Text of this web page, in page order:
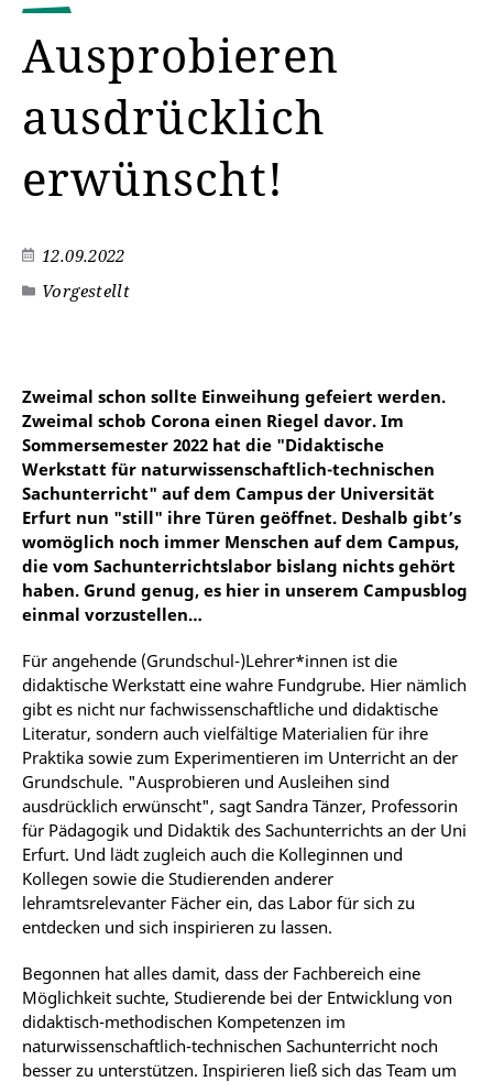
Ausprobieren
ausdrücklich
erwünscht!
12.09.2022
Vorgestellt
Zweimal schon sollte Einweihung gefeiert werden.
Zweimal schob Corona einen Riegel davor. Im
Sommersemester 2022 hat die "Didaktische
Werkstatt für naturwissenschaftlich-technischen
Sachunterricht" auf dem Campus der Universität
Erfurt nun "still" ihre Türen geöffnet. Deshalb gibt’s
womöglich noch immer Menschen auf dem Campus,
die vom Sachunterrichtslabor bislang nichts gehört
haben. Grund genug, es hier in unserem Campusblog
einmal vorzustellen…
Für angehende (Grundschul-)Lehrer*innen ist die
didaktische Werkstatt eine wahre Fundgrube. Hier nämlich
gibt es nicht nur fachwissenschaftliche und didaktische
Literatur, sondern auch vielfältige Materialien für ihre
Praktika sowie zum Experimentieren im Unterricht an der
Grundschule. "Ausprobieren und Ausleihen sind
ausdrücklich erwünscht", sagt Sandra Tänzer, Professorin
für Pädagogik und Didaktik des Sachunterrichts an der Uni
Erfurt. Und lädt zugleich auch die Kolleginnen und
Kollegen sowie die Studierenden anderer
lehramtsrelevanter Fächer ein, das Labor für sich zu
entdecken und sich inspirieren zu lassen.
Begonnen hat alles damit, dass der Fachbereich eine
Möglichkeit suchte, Studierende bei der Entwicklung von
didaktisch-methodischen Kompetenzen im
naturwissenschaftlich-technischen Sachunterricht noch
besser zu unterstützen. Inspirieren ließ sich das Team um